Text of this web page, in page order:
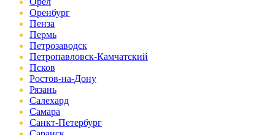
Оренбург
Пенза
Пермь
Петрозаводск
Петропавловск-Камчатский
Псков
Ростов-на-Дону
Рязань
Салехард
Самара
Санкт-Петербург